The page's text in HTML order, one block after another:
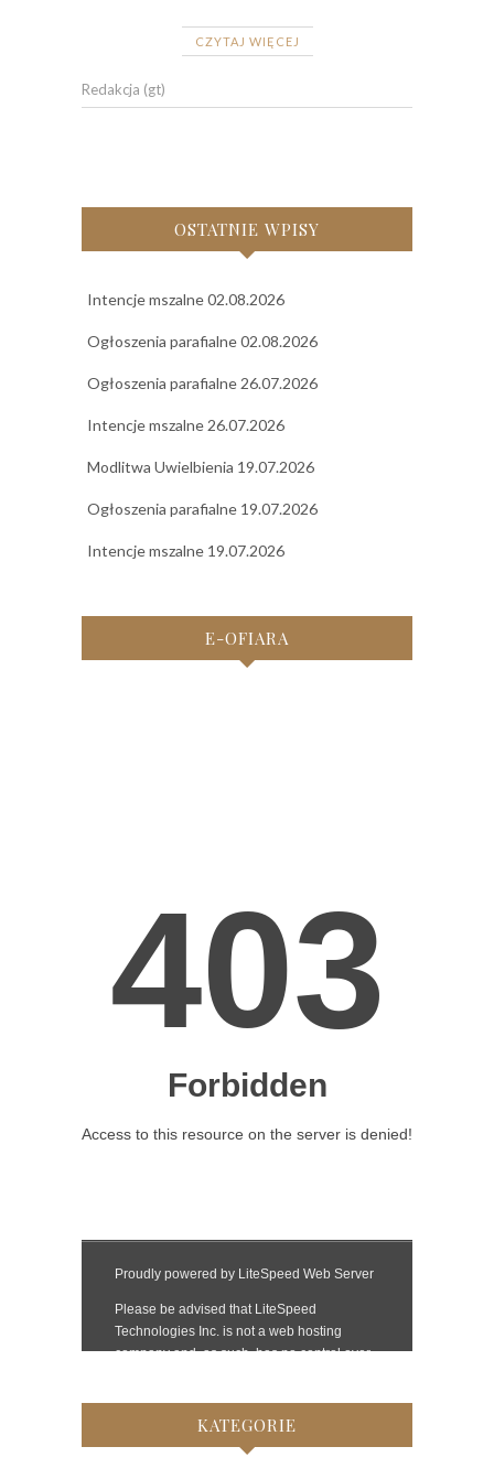
CZYTAJ WIĘCEJ
Redakcja (gt)
OSTATNIE WPISY
Intencje mszalne 02.08.2026
Ogłoszenia parafialne 02.08.2026
Ogłoszenia parafialne 26.07.2026
Intencje mszalne 26.07.2026
Modlitwa Uwielbienia 19.07.2026
Ogłoszenia parafialne 19.07.2026
Intencje mszalne 19.07.2026
E-OFIARA
KATEGORIE